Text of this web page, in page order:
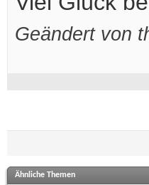
Geändert von
Ähnliche Themen